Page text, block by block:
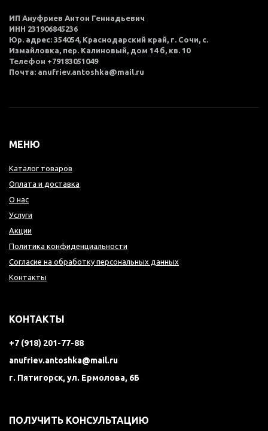
ИП Ануфриев Антон Геннадьевич
ИНН 231906845236
Юр. адрес: 354054, Краснодарский край, г. Сочи, с.
Измайловка, пер. Калиновый, дом 14 б, кв. 10
Телефон +79183051049
Почта: anufriev.antoshka@mail.ru
МЕНЮ
Каталог товаров
Оплата и доставка
О нас
Услуги
Акции
Политика конфиденциальности
Согласие на обработку персональных данных
Контакты
КОНТАКТЫ
+7 (918) 201-77-88
anufriev.antoshka@mail.ru
г. Пятигорск, ул. Ермолова, 6Б
ПОЛУЧИТЬ КОНСУЛЬТАЦИЮ